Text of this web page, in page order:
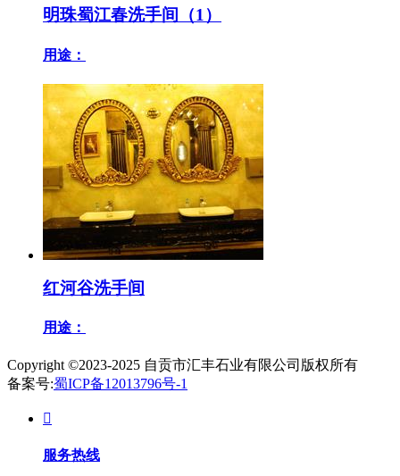
明珠蜀江春洗手间（1）
用途：
红河谷洗手间
用途：
Copyright ©2023-2025 自贡市汇丰石业有限公司 版权所有
备案号:蜀ICP备12013796号-1

服务热线